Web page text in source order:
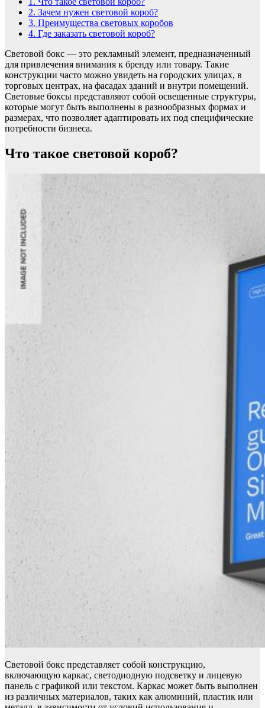
2. Зачем нужен световой короб?
3. Преимущества световых коробов
4. Где заказать световой короб?
Световой бокс — это рекламный элемент, предназначенный
для привлечения внимания к бренду или товару. Такие
конструкции часто можно увидеть на городских улицах, в
торговых центрах, на фасадах зданий и внутри помещений.
Световые боксы представляют собой освещенные структуры,
которые могут быть выполнены в разнообразных формах и
размерах, что позволяет адаптировать их под специфические
потребности бизнеса.
Что такое световой короб?
Световой бокс представляет собой конструкцию,
включающую каркас, светодиодную подсветку и лицевую
панель с графикой или текстом. Каркас может быть выполнен
из различных материалов, таких как алюминий, пластик или